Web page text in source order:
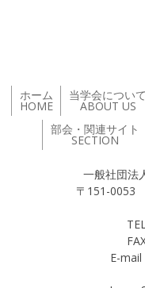
ホーム
HOME
当学会について
ABOUT US
部会・関連サイト
SECTION
一般社団法
〒151-0053
バロー
E-mail